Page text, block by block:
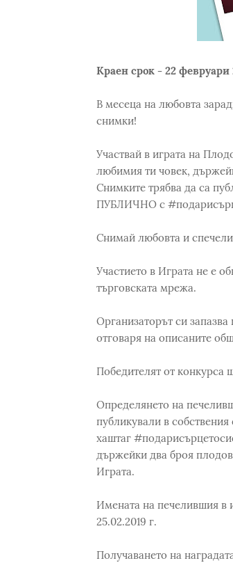
Краен срок - 22 февруари
В месеца на любовта
снимки!
Участвай в играта на
любимия ти човек,
Снимките трябва да са
ПУБЛИЧНО с
Снимай любовта и
Участието в Играта не е
търговската мрежа.
Организаторът си
отговаря на описаните
Победителят от конкурса
Определянето на
публикували в
хаштаг
държейки два броя
Играта.
Имената на печелившия в
25.02.2019 г.
Получаването на